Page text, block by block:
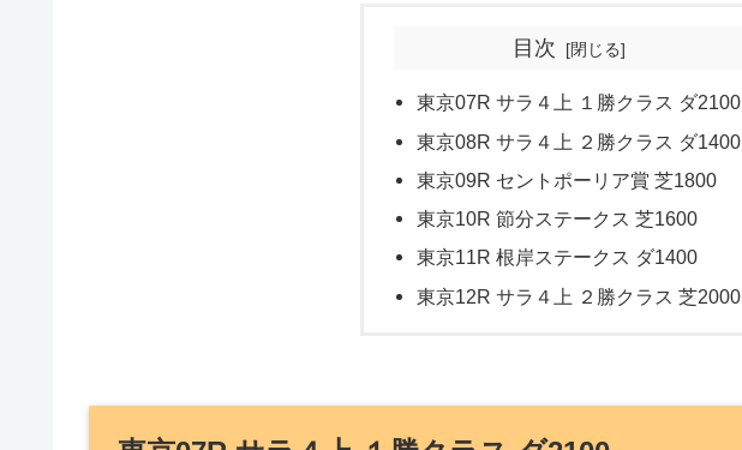
目次
東京07R サラ４上 １勝クラス ダ2100
東京08R サラ４上 ２勝クラス ダ1400
東京09R セントポーリア賞 芝1800
東京10R 節分ステークス 芝1600
東京11R 根岸ステークス ダ1400
東京12R サラ４上 ２勝クラス 芝2000